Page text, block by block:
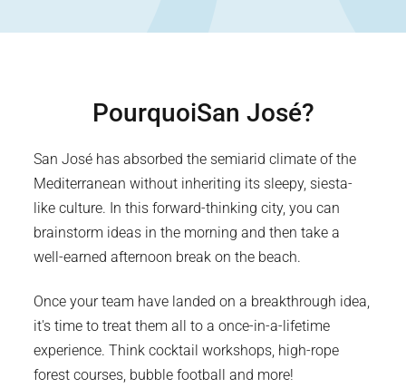
PourquoiSan José?
San José has absorbed the semiarid climate of the
Mediterranean without inheriting its sleepy, siesta-
like culture. In this forward-thinking city, you can
brainstorm ideas in the morning and then take a
well-earned afternoon break on the beach.
Once your team have landed on a breakthrough idea,
it's time to treat them all to a once-in-a-lifetime
experience. Think cocktail workshops, high-rope
forest courses, bubble football and more!